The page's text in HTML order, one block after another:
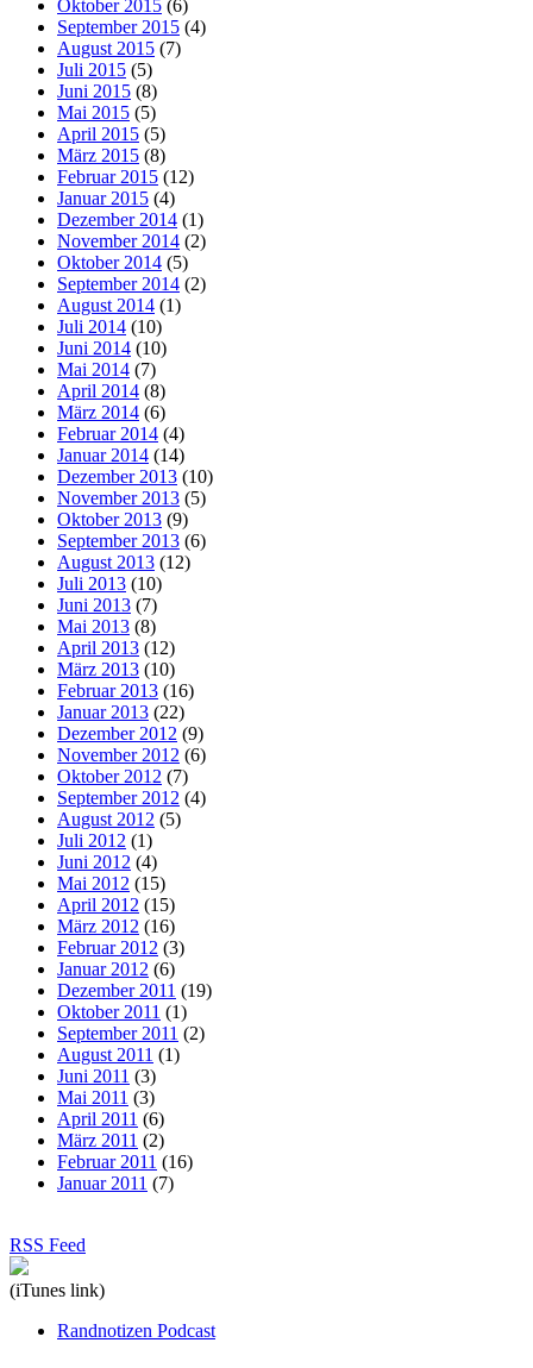
Oktober 2015 (6)
September 2015 (4)
August 2015 (7)
Juli 2015 (5)
Juni 2015 (8)
Mai 2015 (5)
April 2015 (5)
März 2015 (8)
Februar 2015 (12)
Januar 2015 (4)
Dezember 2014 (1)
November 2014 (2)
Oktober 2014 (5)
September 2014 (2)
August 2014 (1)
Juli 2014 (10)
Juni 2014 (10)
Mai 2014 (7)
April 2014 (8)
März 2014 (6)
Februar 2014 (4)
Januar 2014 (14)
Dezember 2013 (10)
November 2013 (5)
Oktober 2013 (9)
September 2013 (6)
August 2013 (12)
Juli 2013 (10)
Juni 2013 (7)
Mai 2013 (8)
April 2013 (12)
März 2013 (10)
Februar 2013 (16)
Januar 2013 (22)
Dezember 2012 (9)
November 2012 (6)
Oktober 2012 (7)
September 2012 (4)
August 2012 (5)
Juli 2012 (1)
Juni 2012 (4)
Mai 2012 (15)
April 2012 (15)
März 2012 (16)
Februar 2012 (3)
Januar 2012 (6)
Dezember 2011 (19)
Oktober 2011 (1)
September 2011 (2)
August 2011 (1)
Juni 2011 (3)
Mai 2011 (3)
April 2011 (6)
März 2011 (2)
Februar 2011 (16)
Januar 2011 (7)
RSS Feed
(iTunes link)
Randnotizen Podcast